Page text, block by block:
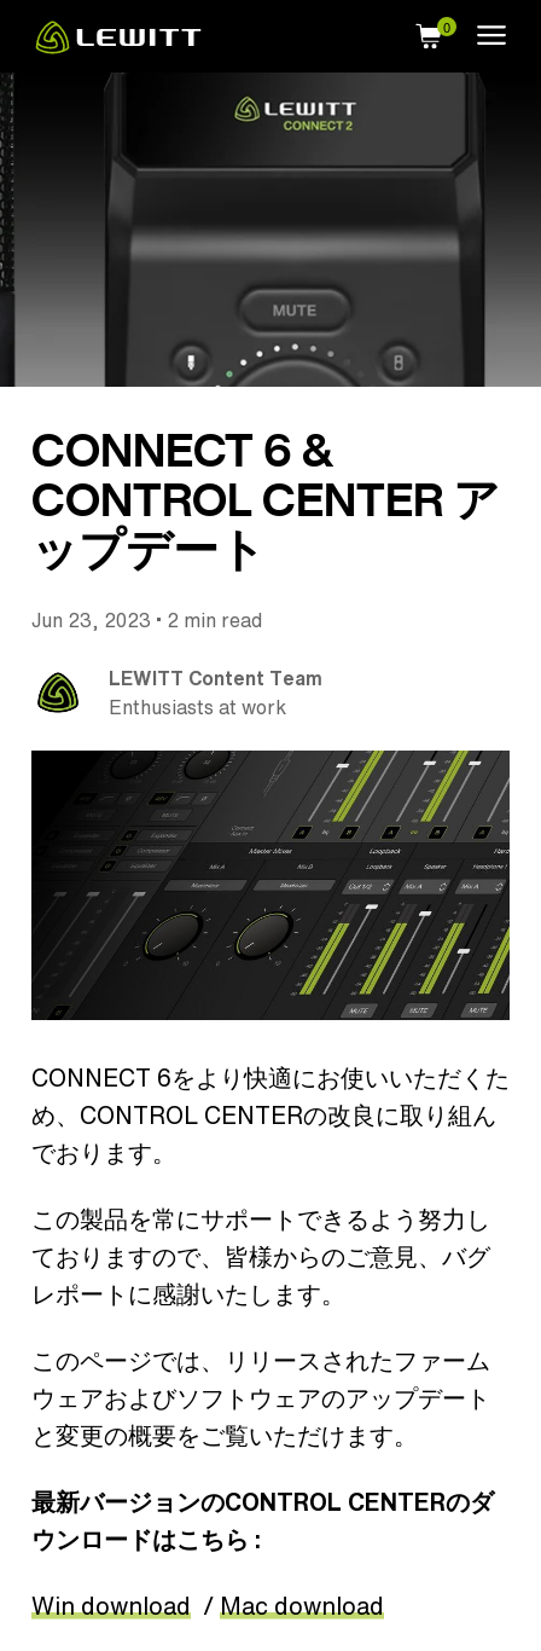
main
content
CONNECT 6 &
CONTROL CENTER ア
ップデート
Jun 23, 2023 • 2 min read
LEWITT Content Team
Enthusiasts at work
CONNECT 6をより快適にお使いいただくた
め、CONTROL CENTERの改良に取り組ん
でおります。
この製品を常にサポートできるよう努力し
ておりますので、皆様からのご意見、バグ
レポートに感謝いたします。
このページでは、リリースされたファーム
ウェアおよびソフトウェアのアップデート
と変更の概要をご覧いただけます。
最新バージョンのCONTROL CENTERのダ
ウンロードはこちら :
Win download /Mac download